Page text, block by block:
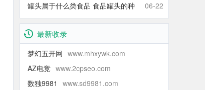
什么青的还那么甜】
罐头属于什么类食品 食品罐头的种
类有哪些
06-22
最新收录
梦幻五开网 www.mhxywk.com
AZ电竞 www.2cpseo.com
数独9981
www.sd9981.com